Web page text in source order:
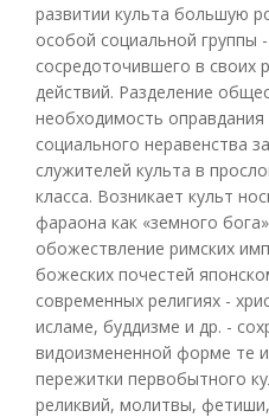
развитии культа большую
особой социальной группы
сосредоточившего в своих
действий. Разделение
необходимость оправдания
социального неравенства
служителей культа в
класса. Возникает культ
фараона как «земного
обожествление римских
божеских почестей
современных религиях -
исламе, буддизме и др. -
видоизмененной форме те
пережитки первобытного
реликвий, молитвы,